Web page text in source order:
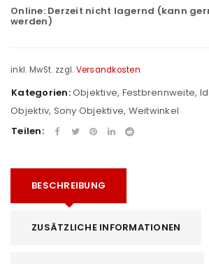
Online: Derzeit nicht lagernd (kann
werden)
inkl. MwSt. zzgl. Versandkosten
Kategorien:Objektive, Festbrennweite,
Objektiv, Sony Objektive, Weitwinkel
Teilen:
BESCHREIBUNG
ZUSÄTZLICHE INFORMATIONEN